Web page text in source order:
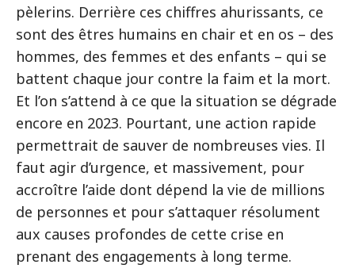
pèlerins. Derrière ces chiffres ahurissants, ce
sont des êtres humains en chair et en os – des
hommes, des femmes et des enfants – qui se
battent chaque jour contre la faim et la mort.
Et l’on s’attend à ce que la situation se dégrade
encore en 2023. Pourtant, une action rapide
permettrait de sauver de nombreuses vies. Il
faut agir d’urgence, et massivement, pour
accroître l’aide dont dépend la vie de millions
de personnes et pour s’attaquer résolument
aux causes profondes de cette crise en
prenant des engagements à long terme.